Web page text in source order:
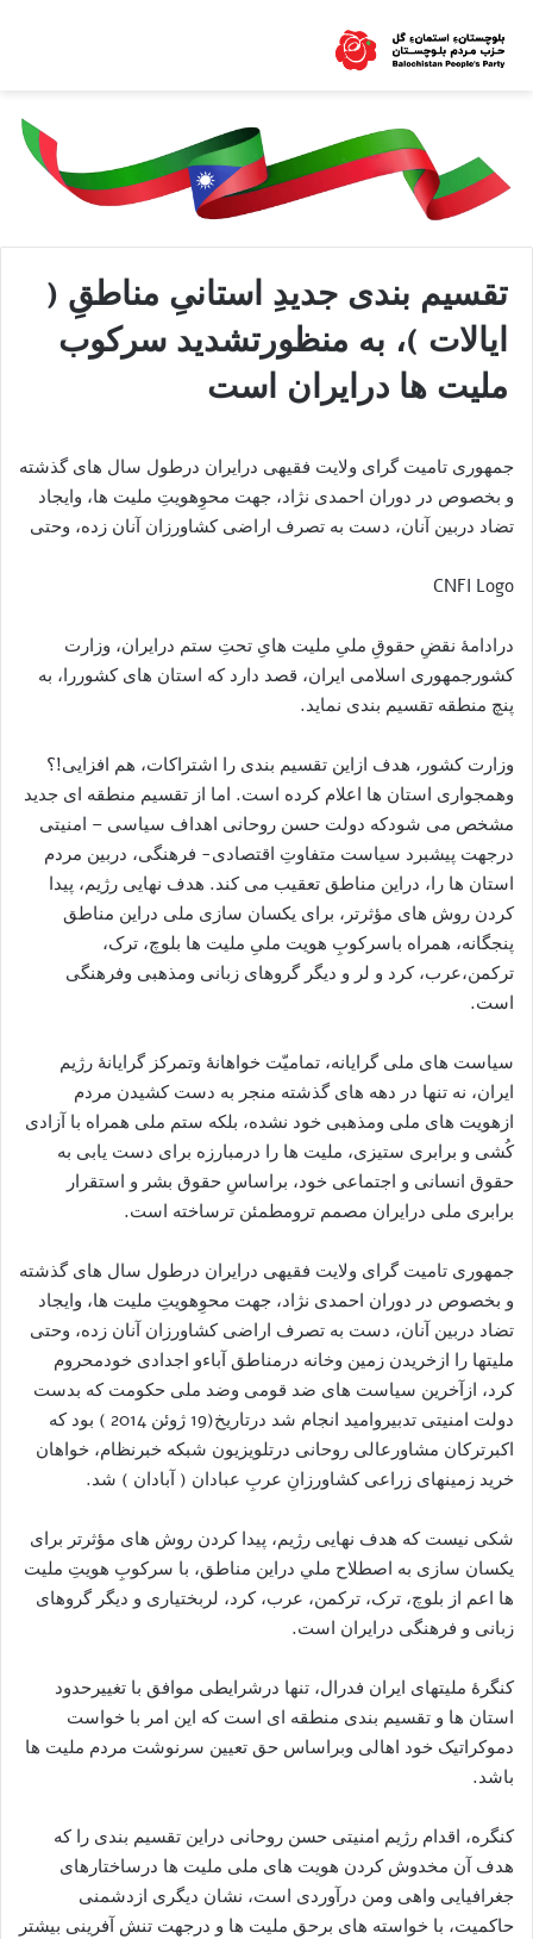
تقسیم بندی جدیدِ استانیِ مناطقِ (
ایالات )، به منظورتشدید سرکوب
ملیت ها درایران است
جمهوری تامیت گرای ولایت فقیهی درایران درطول سال های گذشته
و بخصوص در دوران احمدی نژاد، جهت محوِهویتِ ملیت ها، وایجاد
تضاد دربین آنان، دست به تصرف اراضی کشاورزان آنان زده، وحتی
CNFI Logo
درادامۀ نقضِ حقوقِ ملیِ ملیت هایِ تحتِ ستم درایران، وزارت
کشورجمهوری اسلامی ایران، قصد دارد که استان های کشوررا، به
پنچ منطقه تقسیم بندی نماید.
وزارت کشور، هدف ازاین تقسیم بندی را اشتراکات، هم افزایی!؟
وهمجواری استان ها اعلام کرده است. اما از تقسیم منطقه ای جدید
مشخص می شودکه دولت حسن روحانی اهداف سیاسی – امنیتی
درجهت پیشبرد سیاست متفاوتِ اقتصادی- فرهنگی، دربین مردم
استان ها را، دراین مناطق تعقیب می کند. هدف نهایی رژیم، پیدا
کردن روش های مؤثرتر، برای یکسان سازی ملی دراین مناطق
پنجگانه، همراه باسرکوبِ هویت ملیِ ملیت ها بلوچ، ترک،
ترکمن،عرب، کرد و لر و دیگر گروهای زبانی ومذهبی وفرهنگی
است.
سیاست های ملی گرایانه، تمامیّت خواهانۀ وتمرکز گرایانۀ رژیم
ایران، نه تنها در دهه های گذشته منجر به دست کشیدن مردم
ازهویت های ملی ومذهبی خود نشده، بلکه ستم ملی همراه با آزادی
کُشی و برابری ستیزی، ملیت ها را درمبارزه برای دست یابی به
حقوق انسانی و اجتماعی خود، براساسِ حقوق بشر و استقرار
برابری ملی درایران مصمم ترومطمئن ترساخته است.
جمهوری تامیت گرای ولایت فقیهی درایران درطول سال های گذشته
و بخصوص در دوران احمدی نژاد، جهت محوِهویتِ ملیت ها، وایجاد
تضاد دربین آنان، دست به تصرف اراضی کشاورزان آنان زده، وحتی
ملیتها را ازخریدن زمین وخانه درمناطق آباءو اجدادی خودمحروم
کرد، ازآخرین سیاست های ضد قومی وضد ملی حکومت که بدست
دولت امنیتی تدبیروامید انجام شد درتاریخ(19 ژوئن 2014 ) بود که
اکبرترکان مشاورعالی روحانی درتلویزیون شبکه خبرنظام، خواهان
خرید زمینهای زراعی کشاورزانِ عربِ عبادان ( آبادان ) شد.
شکی نیست که هدف نهایی رژیم، پیدا کردن روش های مؤثرتر برای
یکسان سازی به اصطلاح ملي دراین مناطق، با سرکوبِ هویتِ ملیت
ها اعم از بلوچ، ترک، ترکمن، عرب، کرد، لربختیاری و دیگر گروهای
زبانی و فرهنگی درایران است.
کنگرۀ ملیتهای ایران فدرال، تنها درشرایطی موافق با تغییرحدود
استان ها و تقسیم بندی منطقه ای است که این امر با خواست
دموکراتیک خود اهالی وبراساس حق تعیین سرنوشت مردم ملیت ها
باشد.
کنگره، اقدام رژیم امنیتی حسن روحانی دراین تقسیم بندی را که
هدف آن مخدوش کردن هویت های ملی ملیت ها درساختارهای
جغرافیایی واهی ومن درآوردی است، نشان دیگری ازدشمنی
حاکمیت، با خواسته های برحق ملیت ها و درجهت تنش آفرینی بیشتر